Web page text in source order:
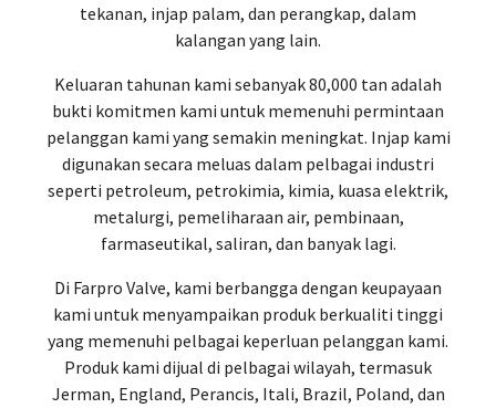
tekanan, injap palam, dan perangkap, dalam
kalangan yang lain.
Keluaran tahunan kami sebanyak 80,000 tan adalah
bukti komitmen kami untuk memenuhi permintaan
pelanggan kami yang semakin meningkat. Injap kami
digunakan secara meluas dalam pelbagai industri
seperti petroleum, petrokimia, kimia, kuasa elektrik,
metalurgi, pemeliharaan air, pembinaan,
farmaseutikal, saliran, dan banyak lagi.
Di Farpro Valve, kami berbangga dengan keupayaan
kami untuk menyampaikan produk berkualiti tinggi
yang memenuhi pelbagai keperluan pelanggan kami.
Produk kami dijual di pelbagai wilayah, termasuk
Jerman, England, Perancis, Itali, Brazil, Poland, dan